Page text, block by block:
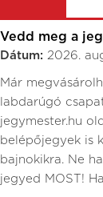
Vedd meg a
Dátum: 2026.
Már
labdarúgó
jegymester.hu
belépőjegyek is
bajnokikra. Ne
jegyed MOST!